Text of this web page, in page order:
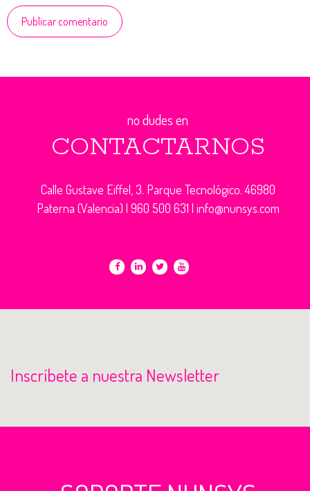
no dudes en
CONTACTARNOS
Calle Gustave Eiffel, 3. Parque Tecnológico. 46980
Paterna (Valencia) | 960 500 631 | info@nunsys.com
Inscríbete a nuestra Newsletter